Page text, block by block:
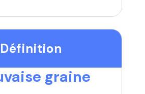
Définition
graine